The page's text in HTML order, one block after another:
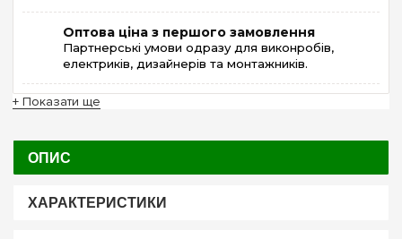
Оптова ціна з першого замовлення
Партнерські умови одразу для виконробів,
електриків, дизайнерів та монтажників.
+ Показати ще
ОПИС
ХАРАКТЕРИСТИКИ